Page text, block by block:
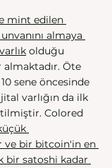
mint edilen
almaya
olduğu
almaktadır. Öte
sene öncesinde
varlığın da ilk
Colored
ve bir bitcoin'in en
bir satoshi kadar